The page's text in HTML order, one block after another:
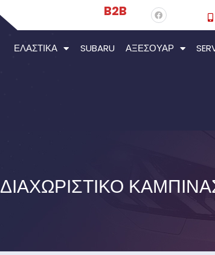
B2B
ΕΛΑΣΤΙΚΆ SUBARU ΑΞΕΣΟΥΆΡ
ΔΙΑΧΩΡΙΣΤΙΚΟ